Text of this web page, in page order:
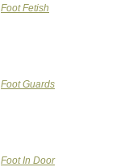
Foot Fetish
Foot Guards
Foot In Door